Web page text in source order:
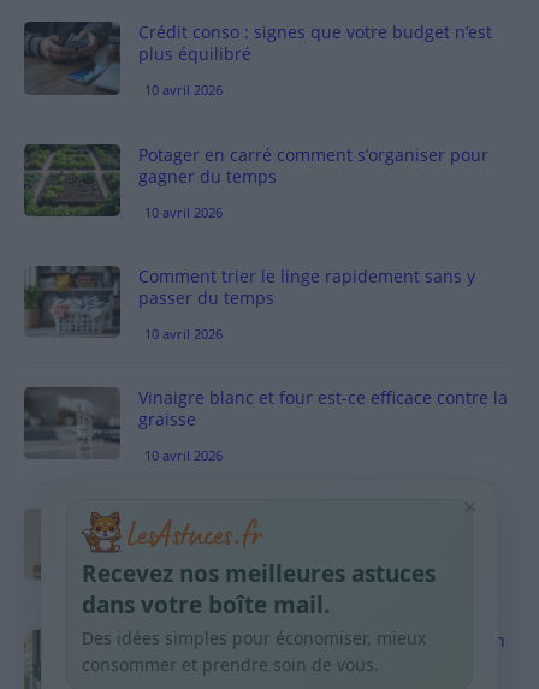
Crédit conso : signes que votre budget n’est
plus équilibré
10 avril 2026
Potager en carré comment s’organiser pour
gagner du temps
10 avril 2026
Comment trier le linge rapidement sans y
passer du temps
10 avril 2026
Vinaigre blanc et four est-ce efficace contre la
graisse
10 avril 2026
Taches pigmentaires : routine simple +
habitudes qui aident
9 avril 2026
Produits ménagers : comment économiser en
courses sans acheter 10 sprays
×
Recevez nos meilleures astuces
dans votre boîte mail.
Des idées simples pour économiser, mieux
consommer et prendre soin de vous.